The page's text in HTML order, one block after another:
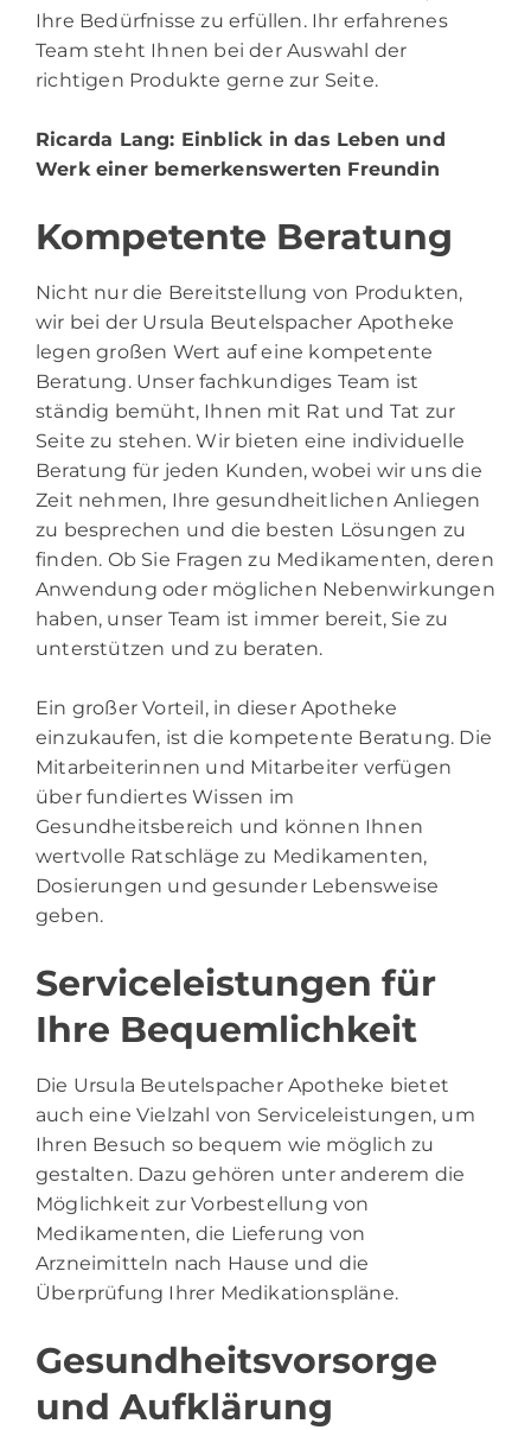
Ihre Bedürfnisse zu erfüllen. Ihr erfahrenes
Team steht Ihnen bei der Auswahl der
richtigen Produkte gerne zur Seite.
Ricarda Lang: Einblick in das Leben und
Werk einer bemerkenswerten Freundin
Kompetente Beratung
Nicht nur die Bereitstellung von Produkten,
wir bei der Ursula Beutelspacher Apotheke
legen großen Wert auf eine kompetente
Beratung. Unser fachkundiges Team ist
ständig bemüht, Ihnen mit Rat und Tat zur
Seite zu stehen. Wir bieten eine individuelle
Beratung für jeden Kunden, wobei wir uns die
Zeit nehmen, Ihre gesundheitlichen Anliegen
zu besprechen und die besten Lösungen zu
finden. Ob Sie Fragen zu Medikamenten, deren
Anwendung oder möglichen Nebenwirkungen
haben, unser Team ist immer bereit, Sie zu
unterstützen und zu beraten.
Ein großer Vorteil, in dieser Apotheke
einzukaufen, ist die kompetente Beratung. Die
Mitarbeiterinnen und Mitarbeiter verfügen
über fundiertes Wissen im
Gesundheitsbereich und können Ihnen
wertvolle Ratschläge zu Medikamenten,
Dosierungen und gesunder Lebensweise
geben.
Serviceleistungen für
Ihre Bequemlichkeit
Die Ursula Beutelspacher Apotheke bietet
auch eine Vielzahl von Serviceleistungen, um
Ihren Besuch so bequem wie möglich zu
gestalten. Dazu gehören unter anderem die
Möglichkeit zur Vorbestellung von
Medikamenten, die Lieferung von
Arzneimitteln nach Hause und die
Überprüfung Ihrer Medikationspläne.
Gesundheitsvorsorge
und Aufklärung